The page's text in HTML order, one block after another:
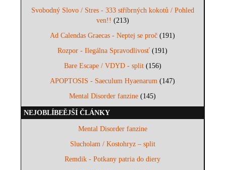
Svobodný Slovo / Stres - 333 stříbrných kokotů / Pohled
ven!! (213)
Ad Calendas Graecas - Neptej se proč (191)
Rozpor - Ilegálna Spravodlivosť (191)
Bare Escape / VDYD - split(156)
APOPTOSIS - Saeculum Hyaenarum (147)
Mental Disorder fanzine (145)
NEJOBLÍBEĚJŠÍ ČLÁNKY
Mental Disorder fanzine
Slucholam / Kostohryz – split
Remdik - Potkany patria do diery